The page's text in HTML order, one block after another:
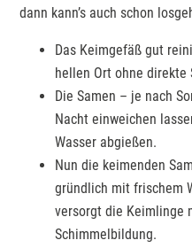
dann kann’s auch schon
Das Keimgefäß gut
hellen Ort ohne
Die Samen – je nach
Nacht einweichen
Wasser abgießen.
Nun die keimenden
gründlich mit frischem
versorgt die Keimlinge
Schimmelbildung.